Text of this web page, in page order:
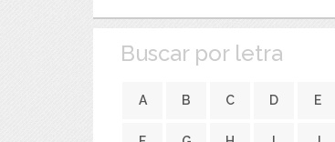
Buscar por letra
A B C D E